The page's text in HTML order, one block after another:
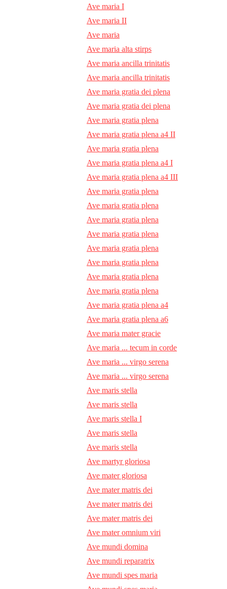
Ave maria I
Ave maria II
Ave maria
Ave maria alta stirps
Ave maria ancilla trinitatis
Ave maria ancilla trinitatis
Ave maria gratia dei plena
Ave maria gratia dei plena
Ave maria gratia plena
Ave maria gratia plena a4 II
Ave maria gratia plena
Ave maria gratia plena a4 I
Ave maria gratia plena a4 III
Ave maria gratia plena
Ave maria gratia plena
Ave maria gratia plena
Ave maria gratia plena
Ave maria gratia plena
Ave maria gratia plena
Ave maria gratia plena
Ave maria gratia plena
Ave maria gratia plena a4
Ave maria gratia plena a6
Ave maria mater gracie
Ave maria ... tecum in corde
Ave maria ... virgo serena
Ave maria ... virgo serena
Ave maris stella
Ave maris stella
Ave maris stella I
Ave maris stella
Ave maris stella
Ave martyr gloriosa
Ave mater gloriosa
Ave mater matris dei
Ave mater matris dei
Ave mater matris dei
Ave mater omnium viri
Ave mundi domina
Ave mundi reparatrix
Ave mundi spes maria